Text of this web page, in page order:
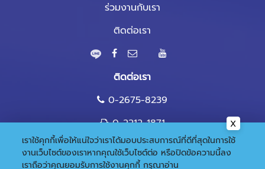
ร่วมงานกับเรา
ติดต่อเรา
ติดต่อเรา
0-2675-8239
0-2212-1871
marketing@nandee.co.th
เราใช้คุกกี้เพื่อให้แน่ใจว่าเราได้มอบประสบการณ์ที่ดีที่สุดในการใช้
งานเว็บไซต์ของเราหากคุณใช้เว็บไซต์ต่อ หรือปิดข้อความนี้ลง
เราถือว่าคุณยอมรับการใช้งานคุกกี้ กรุณาอ่าน